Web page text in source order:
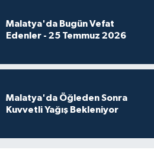
Malatya'da Bugün Vefat
Edenler - 25 Temmuz 2026
Malatya'da Öğleden Sonra
Kuvvetli Yağış Bekleniyor